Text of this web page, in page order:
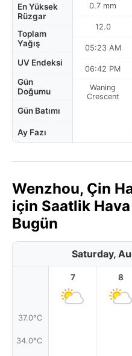
En Yüksek
Rüzgar
Toplam
Yağış
UV Endeksi
Gün
Doğumu
Gün Batımı
Ay Fazı
0.7 mm
12.0
05:23 AM
06:42 PM
Waning
Crescent
Wenzhou, Çin
için Saatlik
Bugün
Saturday,
37.0°C
34.0°C
7 8